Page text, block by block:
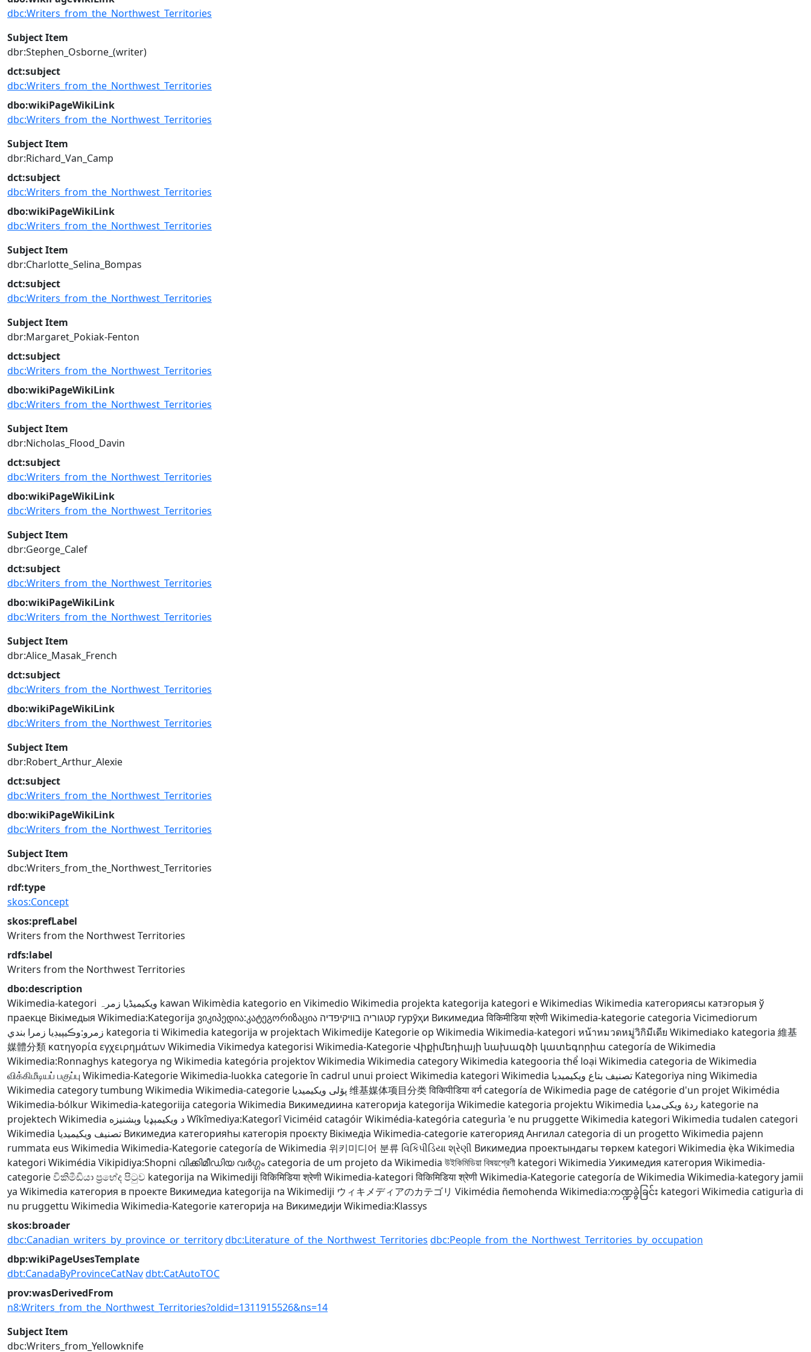
dbc:Writers_from_the_Northwest_Territories
Subject Item
dbr:Stephen_Osborne_(writer)
dct:subject
dbc:Writers_from_the_Northwest_Territories
dbo:wikiPageWikiLink
dbc:Writers_from_the_Northwest_Territories
Subject Item
dbr:Richard_Van_Camp
dct:subject
dbc:Writers_from_the_Northwest_Territories
dbo:wikiPageWikiLink
dbc:Writers_from_the_Northwest_Territories
Subject Item
dbr:Charlotte_Selina_Bompas
dct:subject
dbc:Writers_from_the_Northwest_Territories
Subject Item
dbr:Margaret_Pokiak-Fenton
dct:subject
dbc:Writers_from_the_Northwest_Territories
dbo:wikiPageWikiLink
dbc:Writers_from_the_Northwest_Territories
Subject Item
dbr:Nicholas_Flood_Davin
dct:subject
dbc:Writers_from_the_Northwest_Territories
dbo:wikiPageWikiLink
dbc:Writers_from_the_Northwest_Territories
Subject Item
dbr:George_Calef
dct:subject
dbc:Writers_from_the_Northwest_Territories
dbo:wikiPageWikiLink
dbc:Writers_from_the_Northwest_Territories
Subject Item
dbr:Alice_Masak_French
dct:subject
dbc:Writers_from_the_Northwest_Territories
dbo:wikiPageWikiLink
dbc:Writers_from_the_Northwest_Territories
Subject Item
dbr:Robert_Arthur_Alexie
dct:subject
dbc:Writers_from_the_Northwest_Territories
dbo:wikiPageWikiLink
dbc:Writers_from_the_Northwest_Territories
Subject Item
dbc:Writers_from_the_Northwest_Territories
rdf:type
skos:Concept
skos:prefLabel
Writers from the Northwest Territories
rdfs:label
Writers from the Northwest Territories
dbo:description
Wikimedia-kategori ویکیمیڈیا زمرہ kawan Wikimèdia kategorio en Vikimedio Wikimedia projekta kategorija kategori e Wikimedias Wikimedia категориясы катэгорыя ў
праекце Вікімедыя Wikimedia:Kategorija ვიკიპედია:კატეგორიზაცია קטגוריה בוויקיפדיה гурӯҳи Викимедиа विकिमीडिया श्रेणीWikimedia-kategorie categoria Vicimediorum
زمرو:وڪيپيڊيا زمرا بندي kategoria ti Wikimedia kategorija w projektach Wikimedije Kategorie op Wikimedia Wikimedia-kategori หน้าหมวดหมู่วิกิมีเดีย Wikimediako kategoria 維基
媒體分類 κατηγορία εγχειρημάτων Wikimedia Vikimedya kategorisi Wikimedia-KategorieՎիքիմեդիայի նախագծի կատեգորիա categoría de Wikimedia
Wikimedia:Ronnaghys kategorya ng Wikimedia kategória projektov Wikimedia Wikimedia categoryWikimedia kategooria thể loại Wikimedia categoria de Wikimedia
விக்கிமீடியப் பகுப்பு Wikimedia-KategorieWikimedia-luokka categorie în cadrul unui proiect Wikimedia kategori Wikimedia تصنيف بتاع ويكيميديا Kategoriya ning Wikimedia
Wikimedia categorytumbung Wikimedia Wikimedia-categorie پۆلی ویکیمیدیا 维基媒体项目分类विकिपीडिया वर्ग categoría de Wikimedia page de catégorie d'un projet Wikimédia
Wikimedia-bólkurWikimedia-kategoriija categoria Wikimedia Викимедиина категорија kategorija Wikimedie kategoria projektu Wikimedia ردهٔ ویکی‌مدیا kategorie na
projektech Wikimedia د ويکيمېډيا وېشنيزهWîkîmediya:KategorîViciméid catagóirWikimédia-kategória categurìa 'e nu pruggette Wikimedia kategori Wikimedia tudalen categori
Wikimedia تصنيف ويكيميديا Викимедиа категорияһы категорія проєкту Вікімедіа Wikimedia-categorie категорияд Ангилал categoria di un progetto Wikimedia pajenn
rummata eus Wikimedia Wikimedia-Kategorie categoría de Wikimedia 위키미디어 분류 વિકિપીડિયા શ્રેણી Викимедиа проектындагы төркем kategori Wikimedia ẹ̀ka Wikimedia
kategori Wikimédia Vikipidiya:Shopni വിക്കിമീഡിയ വർഗ്ഗം categoria de um projeto da Wikimedia উইকিমিডিয়া বিষয়শ্রেণী kategori Wikimedia Уикимедия категория Wikimedia-
categorieවිකිමීඩියා ප්‍රභේද පිටුව kategorija na Wikimediji विकिमिडिया श्रेणीWikimedia-kategori विकिमिडिया श्रेणीWikimedia-Kategorie categoría de Wikimedia Wikimedia-kategory jamii
ya Wikimedia категория в проекте Викимедиа kategorija na Wikimediji ウィキメディアのカテゴリ Vikimédia ñemohenda Wikimedia:ကဏ္ဍခွဲခြင်း kategori Wikimedia catigurìa di
nu pruggettu Wikimedia Wikimedia-Kategorie категорија на Викимедији Wikimedia:Klassys
skos:broader
dbc:Canadian_writers_by_province_or_territorydbc:Literature_of_the_Northwest_Territories dbc:People_from_the_Northwest_Territories_by_occupation
dbp:wikiPageUsesTemplate
dbt:CanadaByProvinceCatNavdbt:CatAutoTOC
prov:wasDerivedFrom
n8:Writers_from_the_Northwest_Territories?oldid=1311915526&ns=14
Subject Item
dbc:Writers_from_Yellowknife